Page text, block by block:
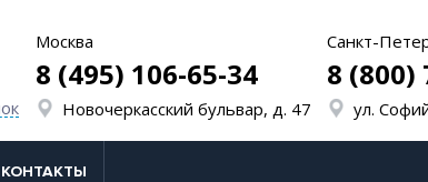
Москва
8 (495) 106-65-34
Новочеркасский бульвар, д. 47
Санкт-
8 (800)
ул.
КОНТАКТЫ